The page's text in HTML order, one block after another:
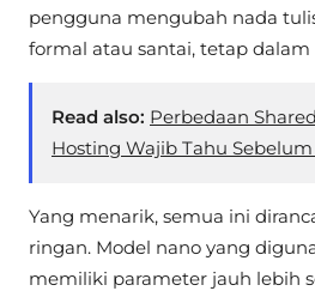
pengguna mengubah nada
formal atau santai, tetap dalam
Read also: Perbedaan
Hosting Wajib Tahu
Yang menarik, semua ini
ringan. Model nano yang
memiliki parameter jauh lebih